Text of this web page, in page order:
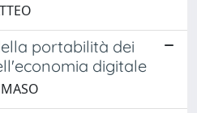
portabilità dei
digitale